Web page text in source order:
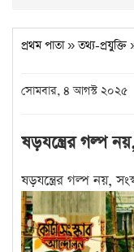
প্রথম পাতা»তথ্য-প্রযুক্তি
সোমবার, ৪ আগস্ট ২০২৫
ষড়যন্ত্রের গল্প
ষড়যন্ত্রের গল্প নয়,